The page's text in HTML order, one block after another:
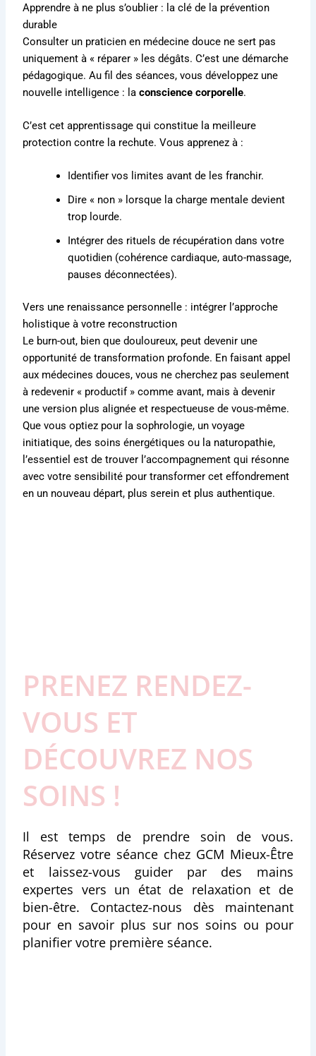
Apprendre à ne plus s’oublier : la clé de la prévention
durable
Consulter un praticien en médecine douce ne sert pas
uniquement à « réparer » les dégâts. C’est une démarche
pédagogique. Au fil des séances, vous développez une
nouvelle intelligence : laconscience corporelle.
C’est cet apprentissage qui constitue la meilleure
protection contre la rechute. Vous apprenez à :
Identifier vos limites avant de les franchir.
Dire « non » lorsque la charge mentale devient
trop lourde.
Intégrer des rituels de récupération dans votre
quotidien (cohérence cardiaque, auto-massage,
pauses déconnectées).
Vers une renaissance personnelle : intégrer l’approche
holistique à votre reconstruction
Le burn-out, bien que douloureux, peut devenir une
opportunité de transformation profonde. En faisant appel
aux médecines douces, vous ne cherchez pas seulement
à redevenir « productif » comme avant, mais à devenir
une version plus alignée et respectueuse de vous-même.
Que vous optiez pour la sophrologie, un voyage
initiatique, des soins énergétiques ou la naturopathie,
l’essentiel est de trouver l’accompagnement qui résonne
avec votre sensibilité pour transformer cet effondrement
en un nouveau départ, plus serein et plus authentique.
PRENEZ RENDEZ-
VOUS ET
DÉCOUVREZ NOS
SOINS !
Il est temps de prendre soin de vous.
Réservez votre séance chez GCM Mieux-Être
et laissez-vous guider par des mains
expertes vers un état de relaxation et de
bien-être. Contactez-nous dès maintenant
pour en savoir plus sur nos soins ou pour
planifier votre première séance.